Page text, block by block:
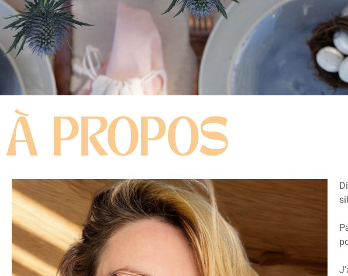
Dîner d’été sous un ballet
de raies lumineuses
PARTYFOLIO
Ocean Lover